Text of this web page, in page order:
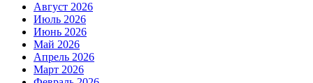
Август 2026
Июль 2026
Июнь 2026
Май 2026
Апрель 2026
Март 2026